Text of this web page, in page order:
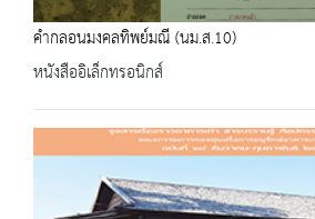
คำกลอนมงคลทิพย์มณี (นม.ส.10)
หนังสืออิเล็กทรอนิกส์